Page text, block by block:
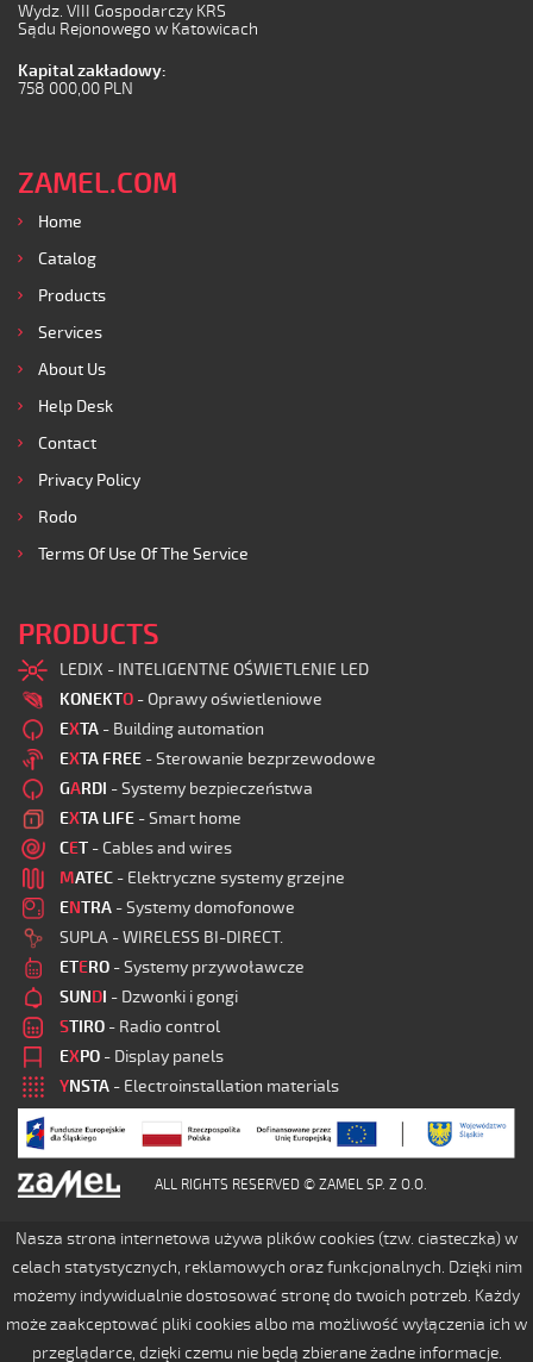
Wydz. VIII Gospodarczy KRS
Sądu Rejonowego w Katowicach
Kapital zakładowy:
758 000,00 PLN
ZAMEL.COM
Home
Catalog
Products
Services
About Us
Help Desk
Contact
Privacy Policy
Rodo
Terms Of Use Of The Service
PRODUCTS
LEDIX - INTELIGENTNE OŚWIETLENIE LED
KONEKTO - Oprawy oświetleniowe
EXTA - Building automation
EXTA FREE - Sterowanie bezprzewodowe
GARDI - Systemy bezpieczeństwa
EXTA LIFE - Smart home
CET - Cables and wires
MATEC - Elektryczne systemy grzejne
ENTRA - Systemy domofonowe
SUPLA - WIRELESS BI-DIRECT.
ETERO - Systemy przywoławcze
SUNDI - Dzwonki i gongi
STIRO - Radio control
EXPO - Display panels
YNSTA - Electroinstallation materials
ALL RIGHTS RESERVED © ZAMEL SP. Z O.O.
Nasza strona internetowa używa plików cookies (tzw. ciasteczka) w
celach statystycznych, reklamowych oraz funkcjonalnych. Dzięki nim
możemy indywidualnie dostosować stronę do twoich potrzeb. Każdy
może zaakceptować pliki cookies albo ma możliwość wyłączenia ich w
przeglądarce, dzięki czemu nie będą zbierane żadne informacje.